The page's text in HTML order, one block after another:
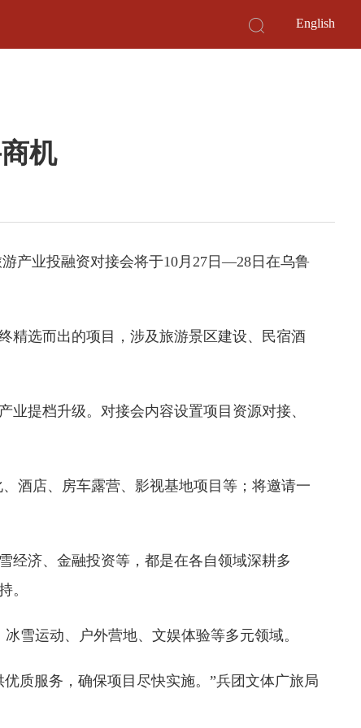
English
机
产业投融资对接会将于10月27日—28日在乌鲁
精选而出的项目，涉及旅游景区建设、民宿酒
提档升级。对接会内容设置项目资源对接、
酒店、房车露营、影视基地项目等；将邀请一
经济、金融投资等，都是在各自领域深耕多
。
雪运动、户外营地、文娱体验等多元领域。
质服务，确保项目尽快实施。”兵团文体广旅局